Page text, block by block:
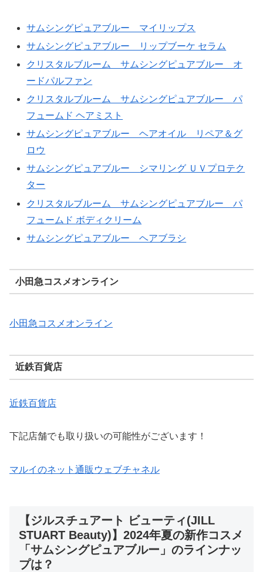
サムシングピュアブルー マイリップス
サムシングピュアブルー リップブーケ セラム
クリスタルブルーム サムシングピュアブルー オ
ードパルファン
クリスタルブルーム サムシングピュアブルー パ
フュームド ヘアミスト
サムシングピュアブルー ヘアオイル リペア＆グ
ロウ
サムシングピュアブルー シマリング ＵＶプロテク
ター
クリスタルブルーム サムシングピュアブルー パ
フュームド ボディクリーム
サムシングピュアブルー ヘアブラシ
小田急コスメオンライン
小田急コスメオンライン
近鉄百貨店
近鉄百貨店
下記店舗でも取り扱いの可能性がございます！
マルイのネット通販ウェブチャネル
【ジルスチュアート ビューティ(JILL
STUART Beauty)】2024年夏の新作コスメ
「サムシングピュアブルー」のラインナッ
プは？